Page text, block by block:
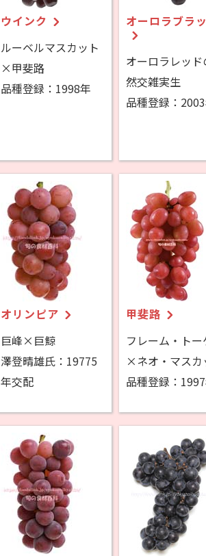
ウインク
ルーベルマスカット
×甲斐路
品種登録：1998年
オーロラブラ
オーロラレッド
然交雑実生
品種登録：
オリンピア
巨峰×巨鯨
澤登晴雄氏：19775
年交配
甲斐路
フレーム・トー
×ネオ・マスカ
品種登録：